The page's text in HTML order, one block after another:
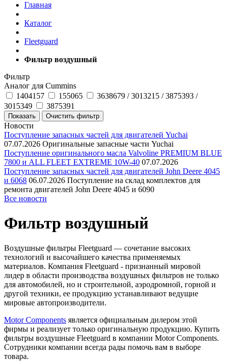
Главная
Каталог
Fleetguard
Фильтр воздушный
Фильтр
Аналог для Cummins
1404157
155065
3638679 / 3013215 / 3875393 /
3015349
3875391
Новости
Поступление запасных частей для двигателей Yuchai
07.07.2026 Оригинальные запасные части Yuchai
Поступление оригинального масла Valvoline PREMIUM BLUE
7800 и ALL FLEET EXTREME 10W-40 07.07.2026
Поступление запасных частей для двигателей John Deere 4045
и 6068 06.07.2026 Поступление на склад комплектов для
ремонта двигателей John Deere 4045 и 6090
Все новости
Фильтр воздушный
Воздушные фильтры Fleetguard — сочетание высоких
технологий и высочайшего качества применяемых
материалов. Компания Fleetguard - признанный мировой
лидер в области производства воздушных фильтров не только
для автомобилей, но и строительной, аэродромной, горной и
другой техники, ее продукцию устанавливают ведущие
мировые автопроизводители.
Motor Components является официальным дилером этой
фирмы и реализует только оригинальную продукцию. Купить
фильтры воздушные Fleetguard в компании Motor Components.
Сотрудники компании всегда рады помочь вам в выборе
товара.